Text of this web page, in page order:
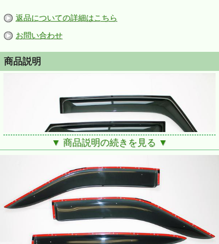
返品についての詳細はこちら
お問い合わせ
商品説明
▼ 商品説明の続きを見る ▼